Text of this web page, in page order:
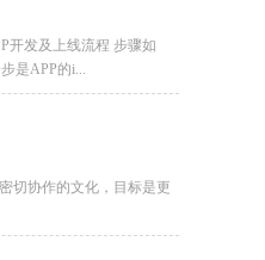
发及上线流程 步骤如
是APP的i...
切协作的文化，目标是更